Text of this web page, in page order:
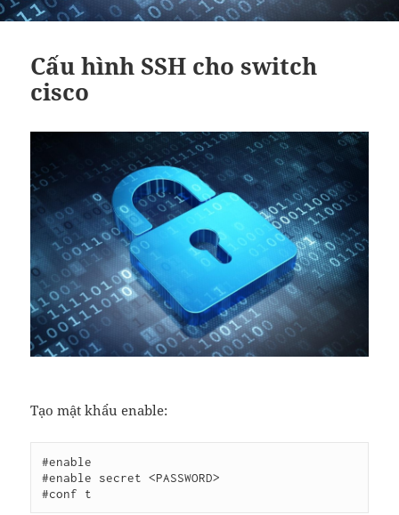
Cấu hình SSH cho switch
cisco
Tạo mật khẩu enable:
#enable
#enable secret <PASSWORD>
#conf t